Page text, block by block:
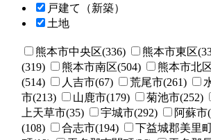
戸建て（新築）
土地
熊本市中央区(336) 熊本市東区
(319)
熊本市南区(504) 熊本市北
(514)
人吉市(67) 荒尾市(261)
市(213)
山鹿市(179) 菊池市(252)
上天草市(35)
宇城市(292) 阿蘇市
(108)
合志市(194) 下益城郡美里